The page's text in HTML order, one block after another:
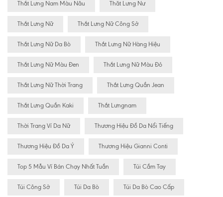
Thắt Lưng Nam Màu Nâu Thăt Lưng Nư
Thắt Lưng Nữ Thắt Lưng Nữ Công Sở
Thắt Lưng Nữ Da Bò Thắt Lưng Nữ Hàng Hiệu
Thắt Lưng Nữ Màu Đen Thắt Lưng Nữ Màu Đỏ
Thắt Lưng Nữ Thời Trang Thắt Lưng Quần Jean
Thắt Lưng Quần Kaki Thắt Lưngnam
Thời Trang Ví Da Nữ Thương Hiệu Đồ Da Nổi Tiếng
Thương Hiệu Đồ Da Ý Thương Hiệu Gianni Conti
Top 5 Mẫu Ví Bán Chạy Nhất Tuần Túi Cầm Tay
Túi Công Sở Túi Da Bò Túi Da Bò Cao Cấp